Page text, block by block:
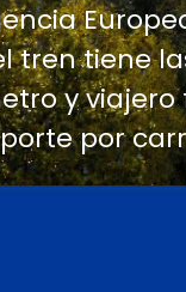
tren tiene
y
por